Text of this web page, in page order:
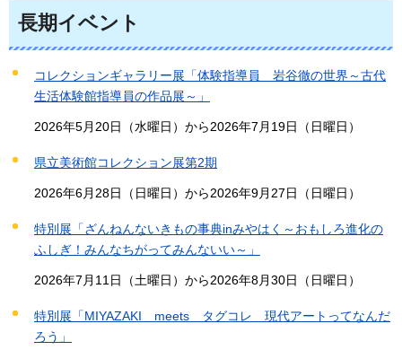
長期イベント
コレクションギャラリー展「体験指導員 岩谷徹の世界～古代
生活体験館指導員の作品展～」
2026年5月20日（水曜日）から2026年7月19日（日曜日）
県立美術館コレクション展第2期
2026年6月28日（日曜日）から2026年9月27日（日曜日）
特別展「ざんねんないきもの事典inみやはく～おもしろ進化の
ふしぎ！みんなちがってみんないい～」
2026年7月11日（土曜日）から2026年8月30日（日曜日）
特別展「MIYAZAKI meets タグコレ 現代アートってなんだ
ろう」